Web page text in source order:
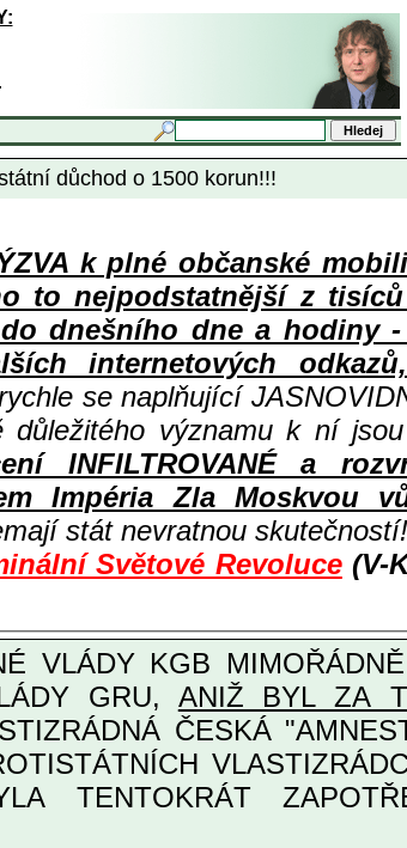
důchod o 1500 korun!!!
k plné občanské
to nejpodstatnější z
do dnešního dne a hodiny
internetových
se naplňující
významu k ní
INFILTROVANÉ a
Impéria Zla Moskvou
stát nevratnou
Světové Revoluce (V-
GRU, ANIŽ BYL ZA
TENTOKRÁT